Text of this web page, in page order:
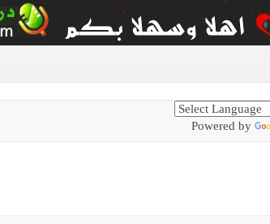
Powered by